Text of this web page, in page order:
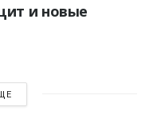
и новые